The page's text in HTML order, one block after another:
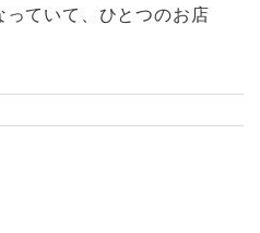
ていて、ひとつのお店